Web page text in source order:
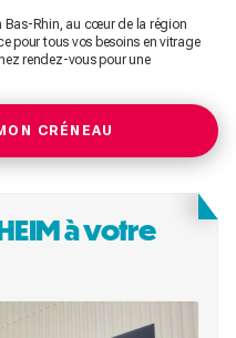
Bas-Rhin, au cœur de la région
pour tous vos besoins en vitrage
rendez-vous pour une
CRÉNEAU
à votre